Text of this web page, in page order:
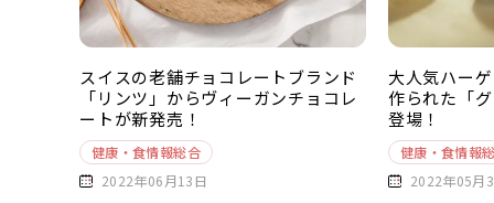
スイスの老舗チョコレートブランド
「リンツ」からヴィーガンチョコレ
ートが新発売！
健康・食情報総合
2022年06月13日
大人気ハー
作られた「
登場！
健康・食情報
2022年05月